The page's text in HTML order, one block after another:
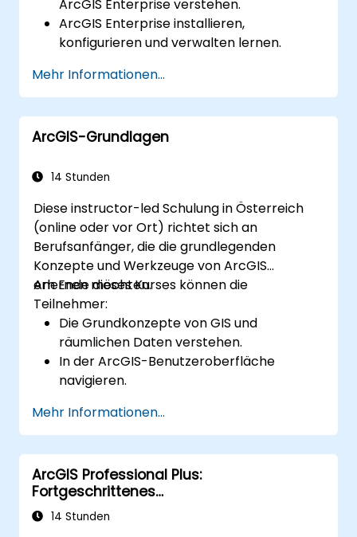
ArcGIS Enterprise verstehen.
ArcGIS Enterprise installieren,
konfigurieren und verwalten lernen.
Behebung häufiger Probleme gewinnen.
Kenntnisse im Überwachen und Pflegen
von ArcGIS Enterprise-Umgebungen
aufbauen.
und Leistungsoptimierung beherrschen.
Mehr Informationen...
ArcGIS-Grundlagen
14 Stunden
Diese instructor-led Schulung in Österreich
(online oder vor Ort) richtet sich an
Berufsanfänger, die die grundlegenden
Konzepte und Werkzeuge von ArcGIS
erlernen möchten.
Am Ende dieses Kurses können die
Teilnehmer:
Die Grundkonzepte von GIS und
räumlichen Daten verstehen.
In der ArcGIS-Benutzeroberfläche
navigieren.
Einfache räumliche Analysen
durchführen.
Karten und Visualisierungen erstellen.
Mehr Informationen...
ArcGIS Professional Plus:
Fortgeschrittenes
Geodatenmanagement und Analyse
14 Stunden